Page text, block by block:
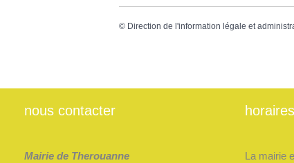
© Direction de l'information légale et
nous contacter
Mairie de Therouanne
La mairie